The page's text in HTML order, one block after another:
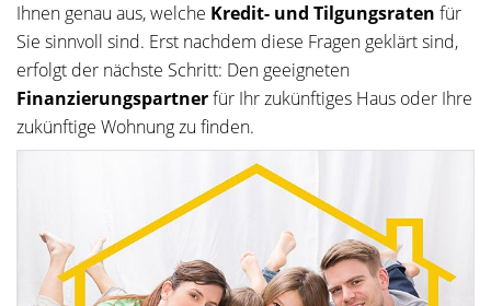
Ihnen genau aus, welche Kredit- und Tilgungsraten für
Sie sinnvoll sind. Erst nachdem diese Fragen geklärt sind,
erfolgt der nächste Schritt: Den geeigneten
Finanzierungspartnerfür Ihr zukünftiges Haus oder Ihre
zukünftige Wohnung zu finden.